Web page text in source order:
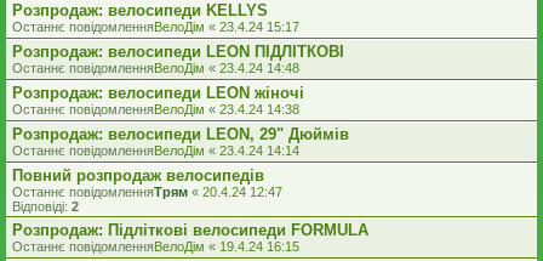
Розпродаж: велосипеди KELLYS
Останнє повідомленняВелоДім « 23.4.24 15:17
Розпродаж: велосипеди LEON ПІДЛІТКОВІ
Останнє повідомленняВелоДім « 23.4.24 14:48
Розпродаж: велосипеди LEON жіночі
Останнє повідомленняВелоДім « 23.4.24 14:38
Розпродаж: велосипеди LEON, 29" Дюймів
Останнє повідомленняВелоДім « 23.4.24 14:14
Повний розпродаж велосипедів
Останнє повідомленняТрям « 20.4.24 12:47
Відповіді: 2
Розпродаж: Підліткові велосипеди FORMULA
Останнє повідомленняВелоДім « 19.4.24 16:15